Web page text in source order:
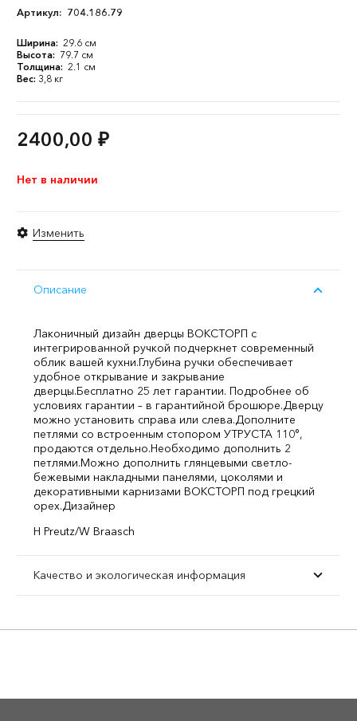
Артикул: 704.186.79
Ширина: 29.6 см
Высота: 79.7 см
Толщина: 2.1 см
Вес: 3,8 кг
2400,00 ₽
Нет в наличии
Изменить
Описание
Лаконичный дизайн дверцы ВОКСТОРП с
интегрированной ручкой подчеркнет современный
облик вашей кухни.Глубина ручки обеспечивает
удобное открывание и закрывание
дверцы.Бесплатно 25 лет гарантии. Подробнее об
условиях гарантии – в гарантийной брошюре.Дверцу
можно установить справа или слева.Дополните
петлями со встроенным стопором УТРУСТА 110°,
продаются отдельно.Необходимо дополнить 2
петлями.Можно дополнить глянцевыми светло-
бежевыми накладными панелями, цоколями и
декоративными карнизами ВОКСТОРП под грецкий
орех.Дизайнер
H Preutz/W Braasch
Качество и экологическая информация